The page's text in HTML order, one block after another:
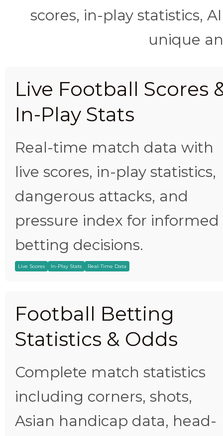
scores, in-play statistics,
unique
Live Football Scores
In-Play Stats
Real-time match data with
live scores, in-play statistics,
dangerous attacks, and
pressure index for informed
betting decisions.
Live Scores In-Play Stats Real-Time Data
Football Betting
Statistics & Odds
Complete match statistics
including corners, shots,
Asian handicap data, head-